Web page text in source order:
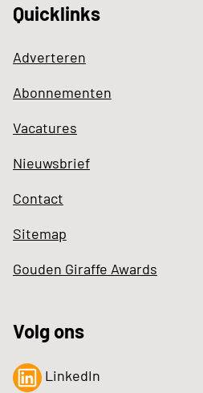
Quicklinks
Adverteren
Abonnementen
Vacatures
Nieuwsbrief
Contact
Sitemap
Gouden Giraffe Awards
Volg ons
LinkedIn